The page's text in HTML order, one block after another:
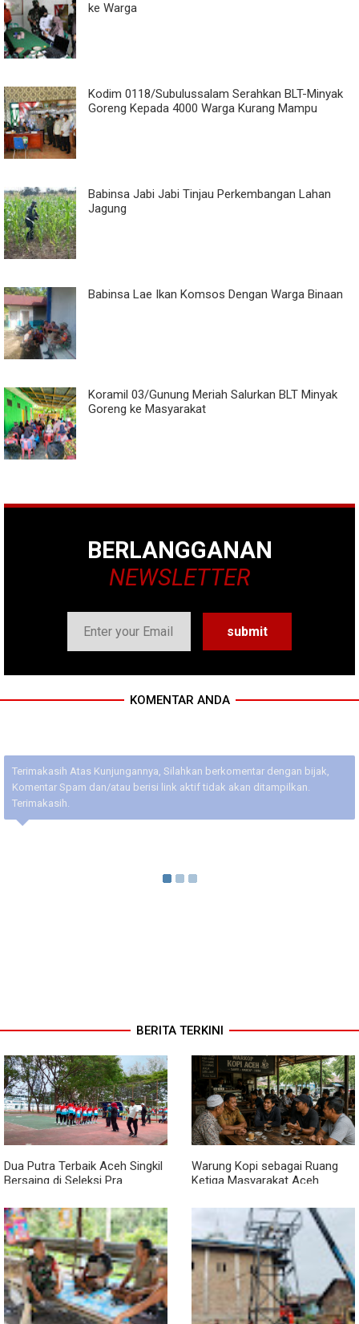
ke Warga
Kodim 0118/Subulussalam Serahkan BLT-Minyak
Goreng Kepada 4000 Warga Kurang Mampu
Babinsa Jabi Jabi Tinjau Perkembangan Lahan
Jagung
Babinsa Lae Ikan Komsos Dengan Warga Binaan
Koramil 03/Gunung Meriah Salurkan BLT Minyak
Goreng ke Masyarakat
BERLANGGANAN
NEWSLETTER
KOMENTAR ANDA
Terimakasih Atas Kunjungannya, Silahkan berkomentar dengan bijak,
Komentar Spam dan/atau berisi link aktif tidak akan ditampilkan.
Terimakasih.
BERITA TERKINI
Dua Putra Terbaik Aceh Singkil
Bersaing di Seleksi Pra
Warung Kopi sebagai Ruang
Ketiga Masyarakat Aceh